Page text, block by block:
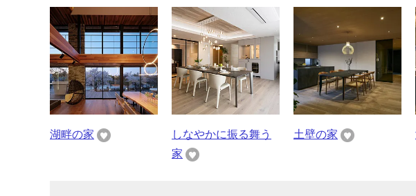
湖畔の家
しなやかに振る舞う
家
土壁の家